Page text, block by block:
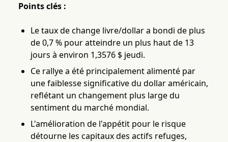
Points clés :
Le taux de change livre/dollar a bondi de plus
de 0,7 % pour atteindre un plus haut de 13
jours à environ 1,3576 $ jeudi.
Ce rallye a été principalement alimenté par
une faiblesse significative du dollar américain,
reflétant un changement plus large du
sentiment du marché mondial.
L'amélioration de l'appétit pour le risque
détourne les capitaux des actifs refuges,